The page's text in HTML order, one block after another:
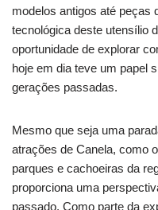
modelos antigos até peças
tecnológica deste utensílio
oportunidade de explorar
hoje em dia teve um papel
gerações passadas.
Mesmo que seja uma
atrações de Canela, como
parques e cachoeiras da
proporciona uma
passado. Como parte da